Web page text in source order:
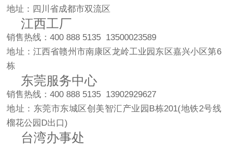
地址：四川省成都市双流区
江西工厂
销售热线：400 888 5135 13500023589
地址：江西省赣州市南康区龙岭工业园东区嘉兴小区第6
栋
东莞服务中心
销售热线：400 888 5135 13902929627
地址：东莞市东城区创美智汇产业园B栋201(地铁2号线
榴花公园D出口)
台湾办事处